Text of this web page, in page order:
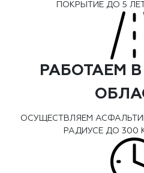
ПОКРЫТИЕ ДО 5
РАБОТАЕМ
ОСУЩЕСТВЛЯЕМ
РАДИУСЕ ДО 300